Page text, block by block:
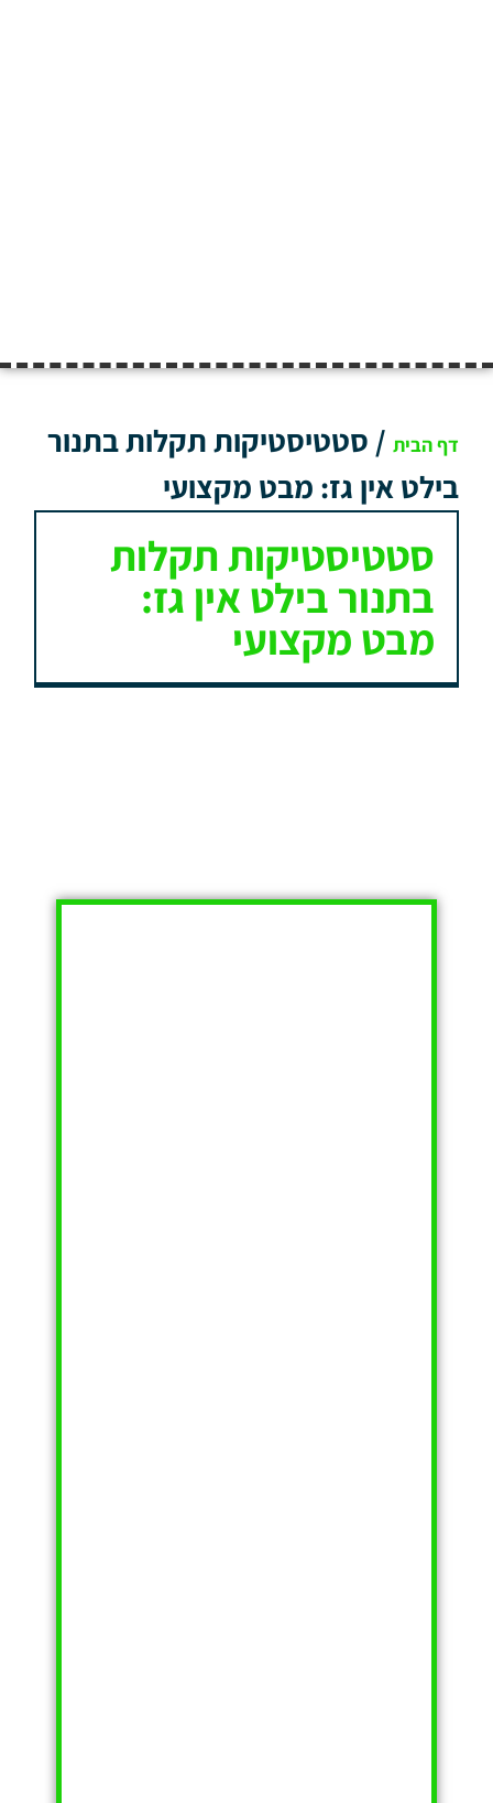
דף הבית / סטטיסטיקות תקלות בתנור
בילט אין גז: מבט מקצועי
סטטיסטיקות תקלות
בתנור בילט אין גז:
מבט מקצועי